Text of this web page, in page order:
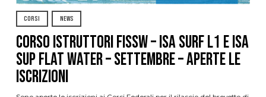
CORSI NEWS
CORSO ISTRUTTORI FISSW – ISA SURF L1 e ISA
SUP Flat Water – SETTEMBRE – APERTE LE
ISCRIZIONI